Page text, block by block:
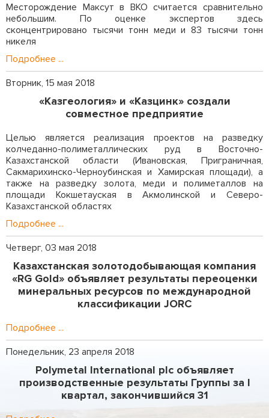
Месторождение Максут в ВКО считается сравнительно
небольшим. По оценке экспертов здесь
сконцентрировано тысячи тонн меди и 83 тысячи тонн
никеля
Подробнее ...
Вторник, 15 мая 2018
«Казгеология» и «Казцинк» создали
совместное предприятие
Целью является реализация проектов на разведку
колчеданно-полиметаллических руд в Восточно-
Казахстанской области (Ивановская, Приграничная,
Сакмарихинско-Черноубинская и Хамирская площади), а
также на разведку золота, меди и полиметаллов на
площади Кокшетауская в Акмолинской и Северо-
Казахстанской областях
Подробнее ...
Четверг, 03 мая 2018
Казахстанская золотодобывающая компания
«RG Gold» объявляет результаты переоценки
минеральных ресурсов по международной
классификации JORC
Подробнее ...
Понедельник, 23 апреля 2018
Polymetal International plc объявляет
производственные результаты Группы за I
квартал, закончившийся 31